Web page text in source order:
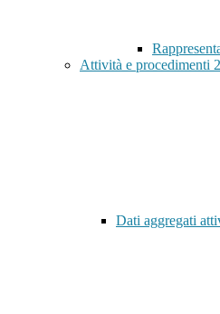
Attività e procedimenti 2
Dati aggregati